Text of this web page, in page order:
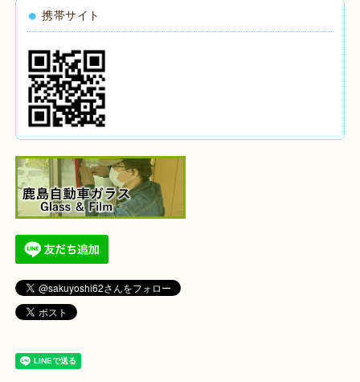
携帯サイト